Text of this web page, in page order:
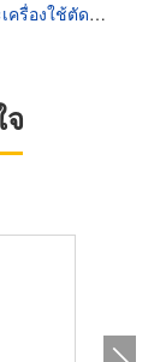
ละตกแต่งกระจก